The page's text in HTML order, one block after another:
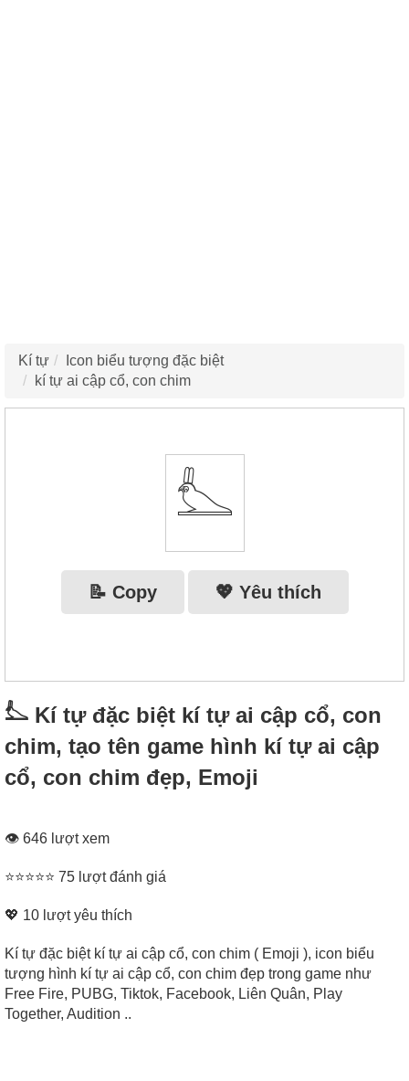
Kí tự
Icon biểu tượng đặc biệt
kí tự ai cập cổ, con chim
𓅏
📝 Copy 💖 Yêu thích
𓅏 Kí tự đặc biệt kí tự ai cập cổ, con
chim, tạo tên game hình kí tự ai cập
cổ, con chim đẹp, Emoji
👁 646 lượt xem
⭐⭐⭐⭐⭐ 75 lượt đánh giá
💖 10 lượt yêu thích
Kí tự đặc biệt kí tự ai cập cổ, con chim ( Emoji ), icon biểu
tượng hình kí tự ai cập cổ, con chim đẹp trong game như
Free Fire, PUBG, Tiktok, Facebook, Liên Quân, Play
Together, Audition ..